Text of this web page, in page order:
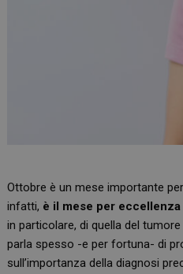
Ottobre è un mese importante
infatti, è il mese per
in particolare, di quella del
parla spesso -e per fortuna- di
sull’importanza della diagnosi